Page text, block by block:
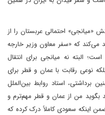
«میانجی» احتمالی عربستان را از
می‌کند که «سفر معاون وزیر خارجه
البته نه میانجی برای انتقال
نوعی رقابت با عمان و قطر برای
برداشتی، استاد روابط بین‌الملل
من از عمان و قطر مهم‌ترم و
اینکه سعودی کاملاً درک کرده که